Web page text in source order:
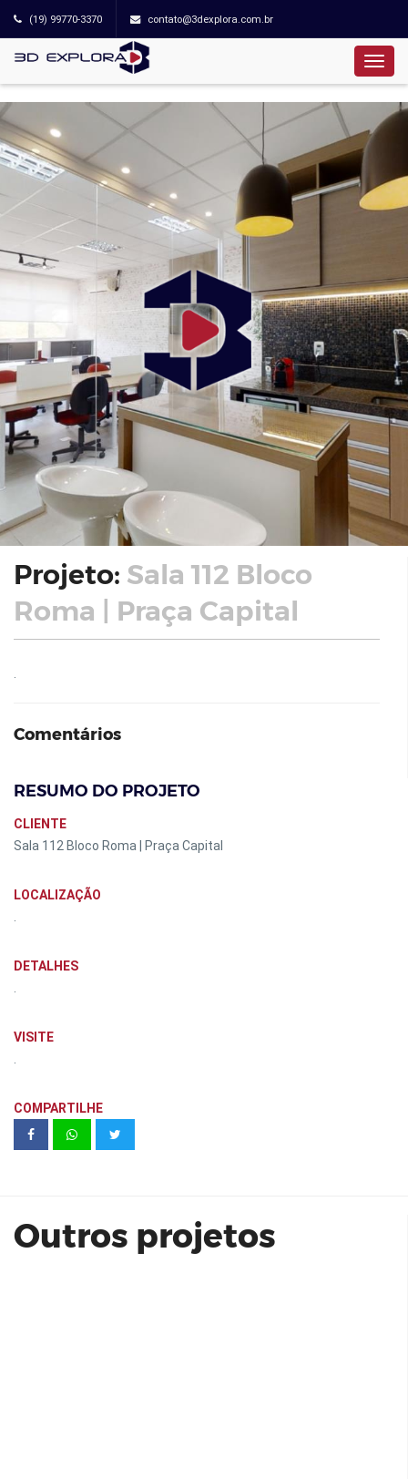
(19) 99770-3370 contato@3dexplora.com.br
Projeto: Sala 112 Bloco
Roma | Praça Capital
Comentários
RESUMO DO PROJETO
CLIENTE
Sala 112 Bloco Roma | Praça Capital
LOCALIZAÇÃO
DETALHES
VISITE
COMPARTILHE
Outros projetos